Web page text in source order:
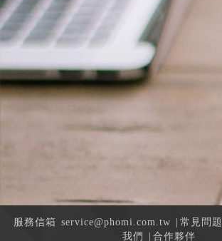
服務信箱 service@phomi.com.tw 常見問題
我們
合作夥伴